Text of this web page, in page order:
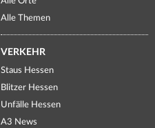
Alle Themen
VERKEHR
Staus Hessen
Blitzer Hessen
Unfälle Hessen
A3 News